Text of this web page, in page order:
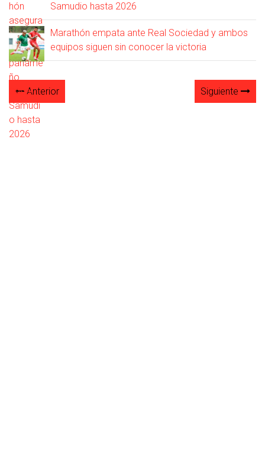
Samudio hasta 2026
Marathón empata ante Real Sociedad y ambos
equipos siguen sin conocer la victoria
Anterior Siguiente